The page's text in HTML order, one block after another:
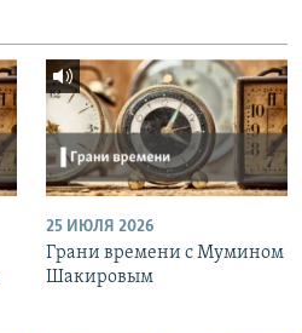
25 ИЮЛЯ 2026
Грани времени с Мумином
Шакировым